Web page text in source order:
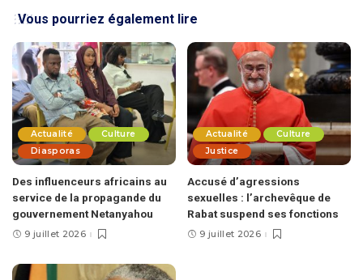
Vous pourriez également lire
Actualité
Culture
Diasporas
Des influenceurs africains au
service de la propagande du
gouvernement Netanyahou
9 juillet 2026
Actualité
Culture
Justice
Accusé d’agressions
sexuelles : l’archevêque de
Rabat suspend ses fonctions
9 juillet 2026